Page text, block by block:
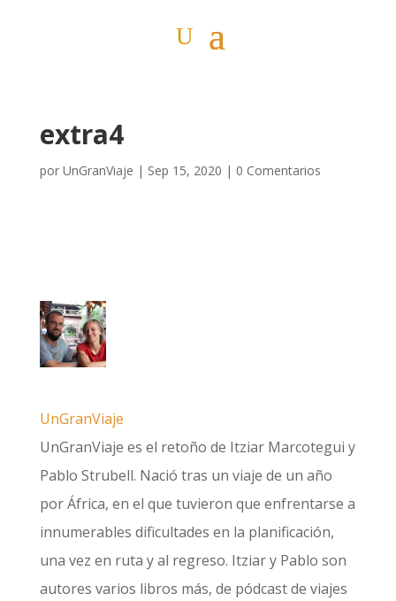
extra4
por UnGranViaje | Sep 15, 2020 | 0 Comentarios
UnGranViaje
UnGranViaje es el retoño de Itziar Marcotegui y
Pablo Strubell. Nació tras un viaje de un año
por África, en el que tuvieron que enfrentarse a
innumerables dificultades en la planificación,
una vez en ruta y al regreso. Itziar y Pablo son
autores varios libros más, de pódcast de viajes